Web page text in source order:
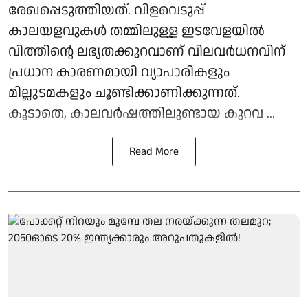
രേഖപ്പെടുത്തിയത്. വിളവെടുപ്പ്
കാലയളവുകള്‍ തമ്മിലുള്ള ഇടവേളയില്‍
വിത്തിന്റെ ലഭ്യതക്കുറവാണ് വിലവര്‍ധനവിന്
പ്രധാന കാരണമായി വ്യാപാരികളും
മില്ലുടമകളും ചൂണ്ടിക്കാണിക്കുന്നത്.
കൂടാതെ, കാലവര്‍ഷത്തിലുണ്ടായ കുറവ ...
Read More